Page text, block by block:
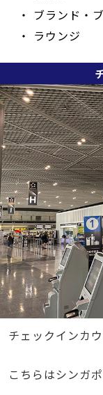
・ ブランド・
・ ラ
チェックインカ
こちらはシンガ